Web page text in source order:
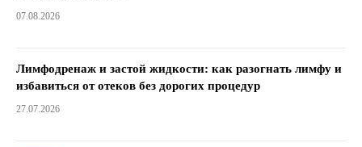
07.08.2026
Лимфодренаж и застой жидкости: как разогнать лимфу и
избавиться от отеков без дорогих процедур
27.07.2026